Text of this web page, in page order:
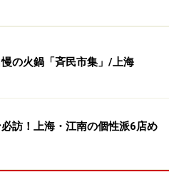
の火鍋「斉民市集」/上海
訪！上海・江南の個性派6店め